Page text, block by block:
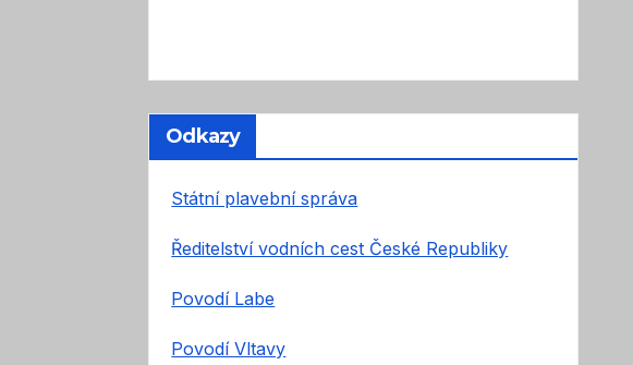
Odkazy
Státní plavební správa
Ředitelství vodních cest České Republiky
Povodí Labe
Povodí Vltavy